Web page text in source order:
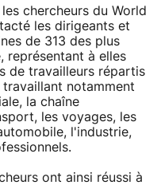
chercheurs du World
les dirigeants et
de 313 des plus
représentant à elles
de travailleurs répartis
travaillant notamment
la chaîne
les voyages, les
l'industrie,
ont ainsi réussi à